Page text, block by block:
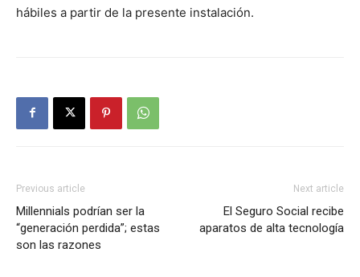
hábiles a partir de la presente instalación.
Previous article
Millennials podrían ser la
“generación perdida”; estas
son las razones
Next article
El Seguro Social recibe
aparatos de alta tecnología